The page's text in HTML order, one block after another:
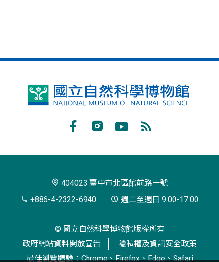
國
博
閱
404023 臺中市北區館前路一號
+886-4-2322-6940
週二至週日 9:00-17:00
© 國立自然科學博物館版權所有
政府網站資料開放宣告
隱私權及資訊安全政策
最佳瀏覽體驗：Chrome、Firefox、Edge、Safari